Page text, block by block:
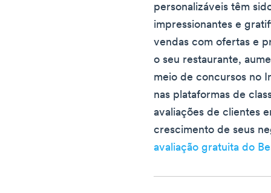
personalizáveis têm
impressionantes e
vendas com ofertas e
o seu restaurante,
meio de concursos no
nas plataformas de
avaliações de clientes
crescimento de seus
avaliação gratuita do